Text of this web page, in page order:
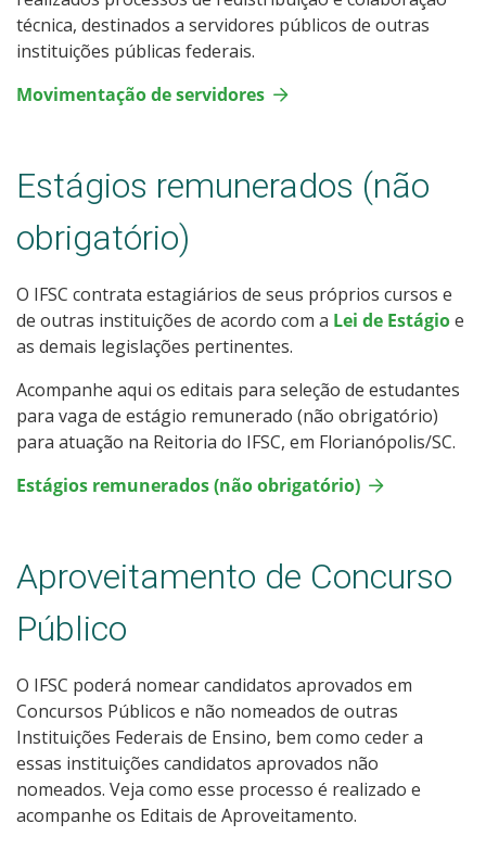
técnica, destinados a servidores públicos de outras
instituições públicas federais.
Movimentação de servidores
Estágios remunerados (não
obrigatório)
O IFSC contrata estagiários de seus próprios cursos e
de outras instituições de acordo com a Lei de Estágioe
as demais legislações pertinentes.
Acompanhe aqui os editais para seleção de estudantes
para vaga de estágio remunerado (não obrigatório)
para atuação na Reitoria do IFSC, em Florianópolis/SC.
Estágios remunerados (não obrigatório)
Aproveitamento de Concurso
Público
O IFSC poderá nomear candidatos aprovados em
Concursos Públicos e não nomeados de outras
Instituições Federais de Ensino, bem como ceder a
essas instituições candidatos aprovados não
nomeados. Veja como esse processo é realizado e
acompanhe os Editais de Aproveitamento.